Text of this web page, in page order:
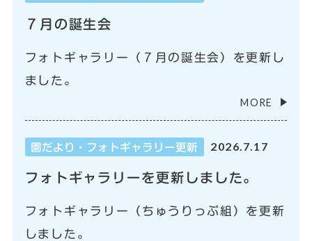
７月の誕生会
フォトギャラリー（７月の誕生会）を更新し
ました。
MORE
園だより・フォトギャラリー更新 2026.7.17
フォトギャラリーを更新しました。
フォトギャラリー（ちゅうりっぷ組）を更新
しました。